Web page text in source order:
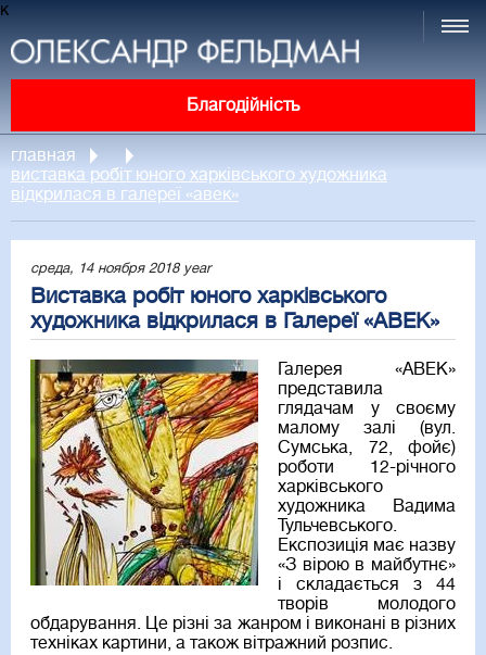
к
Благодійність
главная
виставка робіт юного харківського художника
відкрилася в галереї «авек»
среда, 14 ноября 2018 year
Виставка робіт юного харківського
художника відкрилася в Галереї «АВЕК»
Галерея «АВЕК»
представила
глядачам у своєму
малому залі (вул.
Сумська, 72, фойє)
роботи 12-річного
харківського
художника Вадима
Тульчевського.
Експозиція має назву
«З вірою в майбутнє»
і складається з 44
творів молодого
обдарування. Це різні за жанром і виконані в різних
техніках картини, а також вітражний розпис.